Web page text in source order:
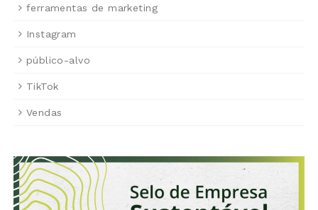
ferramentas de marketing
Instagram
público-alvo
TikTok
Vendas